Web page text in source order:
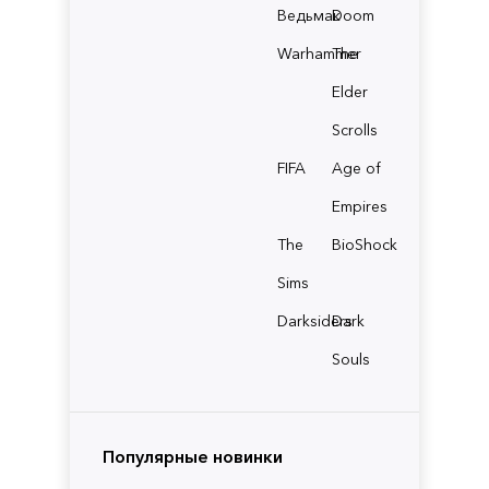
ВедьмакDoom
Warhammer
The
Elder
Scrolls
FIFA
Age of
Empires
The
Sims
BioShock
Darksiders
Dark
Souls
Популярные новинки